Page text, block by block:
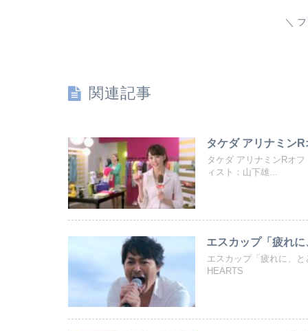
関連記事
タケダ アリナミン
タケダ アリナミンRオ
ィスト：山下雄...
エスカップ「疲れ
エスカップ「疲れに、
HEARTS